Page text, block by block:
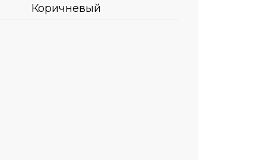
Коричневый